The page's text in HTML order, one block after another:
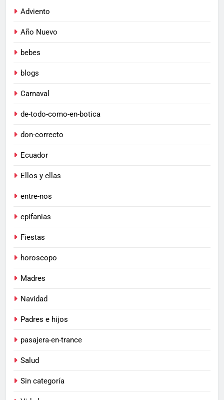
Adviento
Año Nuevo
bebes
blogs
Carnaval
de-todo-como-en-botica
don-correcto
Ecuador
Ellos y ellas
entre-nos
epifanias
Fiestas
horoscopo
Madres
Navidad
Padres e hijos
pasajera-en-trance
Salud
Sin categoría